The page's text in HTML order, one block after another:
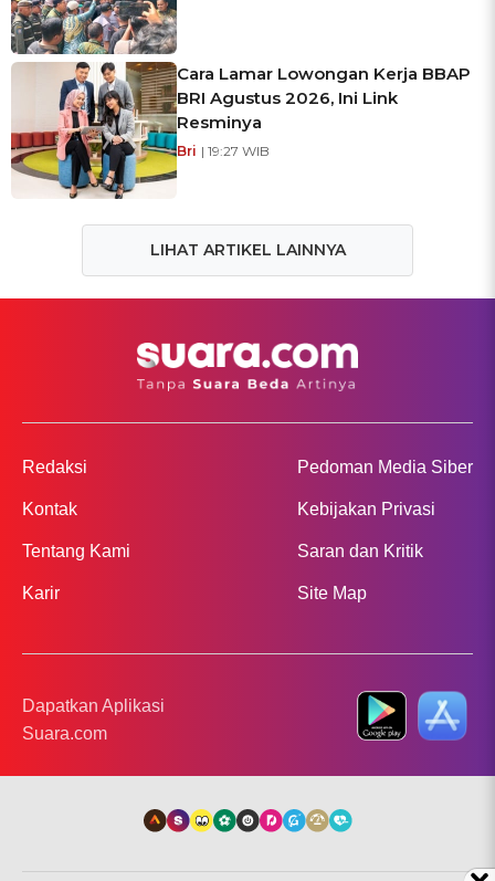
Cara Lamar Lowongan Kerja BBAP
BRI Agustus 2026, Ini Link
Resminya
Bri | 19:27 WIB
LIHAT ARTIKEL LAINNYA
Redaksi
Kontak
Tentang Kami
Karir
Pedoman Media Siber
Kebijakan Privasi
Saran dan Kritik
Site Map
Dapatkan Aplikasi
Suara.com